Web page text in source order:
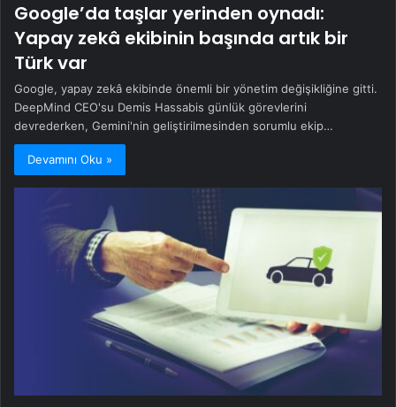
Google’da taşlar yerinden oynadı:
Yapay zekâ ekibinin başında artık bir
Türk var
Google, yapay zekâ ekibinde önemli bir yönetim değişikliğine gitti.
DeepMind CEO'su Demis Hassabis günlük görevlerini
devrederken, Gemini'nin geliştirilmesinden sorumlu ekip…
Devamını Oku »